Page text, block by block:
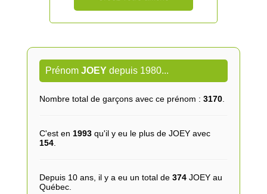
Prénom JOEYdepuis 1980...
Nombre total de garçons avec ce prénom : 3170.
C'est en 1993qu'il y eu le plus de JOEY avec
154.
Depuis 10 ans, il y a eu un total de 374JOEY au
Québec.